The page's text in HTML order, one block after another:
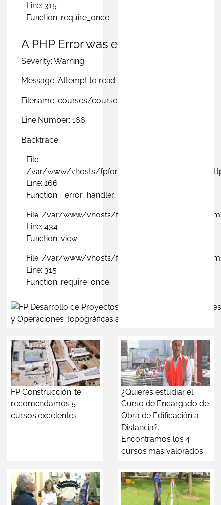
Line: 315
Function: require_once
A PHP Error was encountered
Severity: Warning
Message: Attempt to read property "photo" on null
Filename: courses/course_city_view.php
Line Number: 166
Backtrace:
File:
/var/www/vhosts/fpformacionprofesional.com/
Line: 166
Function: _error_handler
File: /var/www/vhosts/
Line: 434
Function: view
File: /var/www/vhosts/
Line: 315
Function: require_once
y Operaciones Topográficas a Distancia
FP Construcción: te
recomendamos 5
cursos excelentes
¿Quieres estudiar el
Curso de Encargado de
Obra de Edificación a
Distancia?.
Encontramos los 4
cursos más valorados